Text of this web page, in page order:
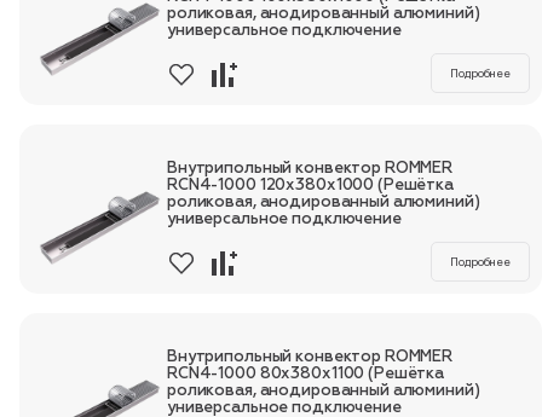
Подробнее
роликовая, анодированный алюминий)
универсальное подключение
Подробнее
Внутрипольный конвектор ROMMER
RCN4-1000 120х380х1000 (Решётка
роликовая, анодированный алюминий)
универсальное подключение
Внутрипольный конвектор ROMMER
RCN4-1000 80х380х1100 (Решётка
роликовая, анодированный алюминий)
универсальное подключение